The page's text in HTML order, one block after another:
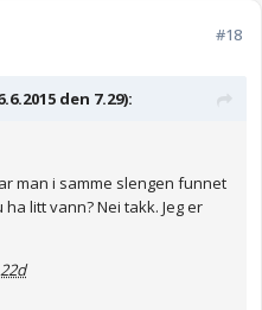
#18
den 7.29):
man i samme slengen funnet
litt vann? Nei takk. Jeg er